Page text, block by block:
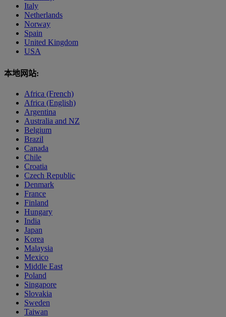
Italy
Netherlands
Norway
Spain
United Kingdom
USA
本地网站:
Africa (French)
Africa (English)
Argentina
Australia and NZ
Belgium
Brazil
Canada
Chile
Croatia
Czech Republic
Denmark
France
Finland
Hungary
India
Japan
Korea
Malaysia
Mexico
Middle East
Poland
Singapore
Slovakia
Sweden
Taiwan